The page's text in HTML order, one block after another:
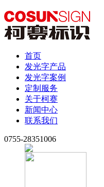
首页
发光字产品
发光字案例
定制服务
关于柯赛
新闻中心
联系我们
0755-28351006